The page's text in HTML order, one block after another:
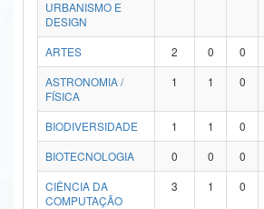
Ministério da Mulher, da Família e dos Direitos Humanos
Secretaria de Governo
Advocacia-Geral da União
Banco Central do Brasil
URBANISMO E
DESIGN
ARTES 2 0 0
ASTRONOMIA /
FÍSICA
1 1 0
BIODIVERSIDADE 1 1 0
BIOTECNOLOGIA
0 0 0
CIÊNCIA DA
COMPUTAÇÃO
3 1 0